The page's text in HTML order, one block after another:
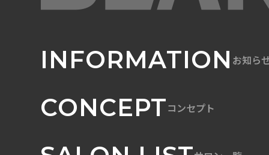
INFORMATION お知ら
CONCEPTコンセプト